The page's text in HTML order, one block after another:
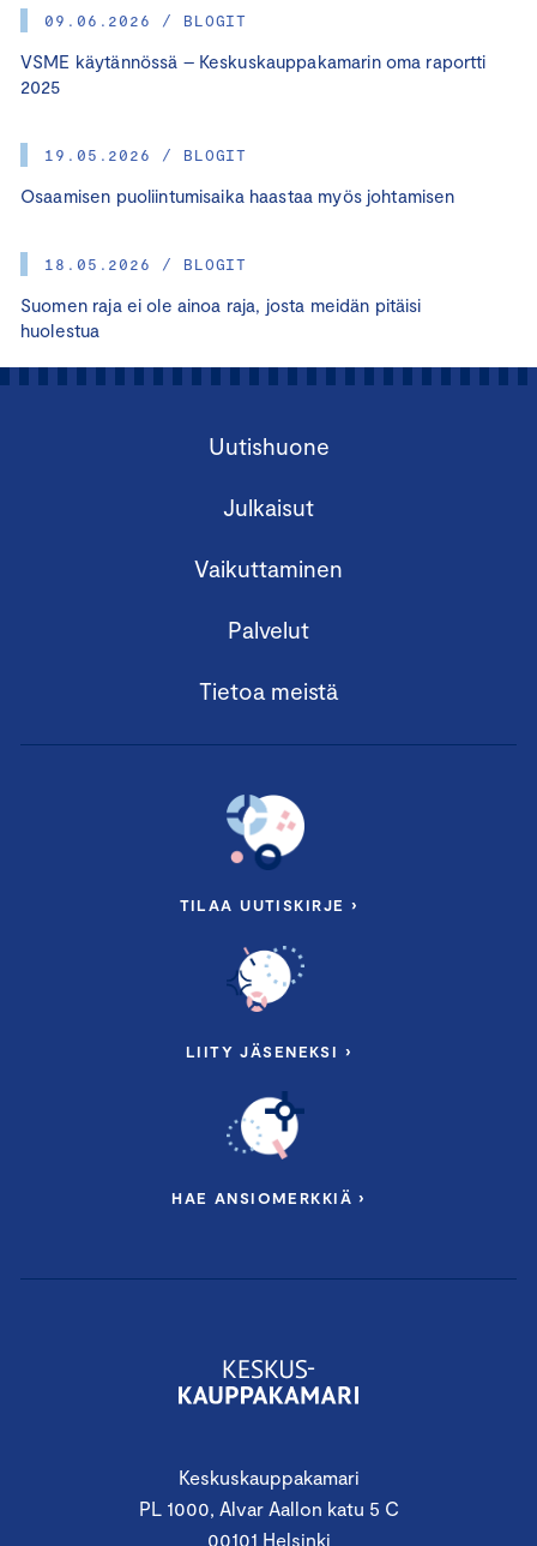
09.06.2026 / BLOGIT
VSME käytännössä – Keskuskauppakamarin oma raportti
2025
19.05.2026 / BLOGIT
Osaamisen puoliintumisaika haastaa myös johtamisen
18.05.2026 / BLOGIT
Suomen raja ei ole ainoa raja, josta meidän pitäisi
huolestua
Keskuskauppakamari
PL 1000, Alvar Aallon katu 5 C
00101 Helsinki
Uutishuone
Julkaisut
Vaikuttaminen
Palvelut
Tietoa meistä
TILAA UUTISKIRJE ›
LIITY JÄSENEKSI ›
HAE ANSIOMERKKIÄ ›